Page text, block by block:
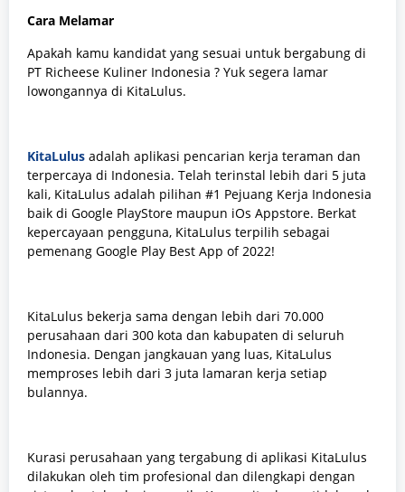
Cara Melamar
Apakah kamu kandidat yang sesuai untuk bergabung di
PT Richeese Kuliner Indonesia ? Yuk segera lamar
lowongannya di KitaLulus.
KitaLulus adalah aplikasi pencarian kerja teraman dan
terpercaya di Indonesia. Telah terinstal lebih dari 5 juta
kali, KitaLulus adalah pilihan #1 Pejuang Kerja Indonesia
baik di Google PlayStore maupun iOs Appstore. Berkat
kepercayaan pengguna, KitaLulus terpilih sebagai
pemenang Google Play Best App of 2022!
KitaLulus bekerja sama dengan lebih dari 70.000
perusahaan dari 300 kota dan kabupaten di seluruh
Indonesia. Dengan jangkauan yang luas, KitaLulus
memproses lebih dari 3 juta lamaran kerja setiap
bulannya.
Kurasi perusahaan yang tergabung di aplikasi KitaLulus
dilakukan oleh tim profesional dan dilengkapi dengan